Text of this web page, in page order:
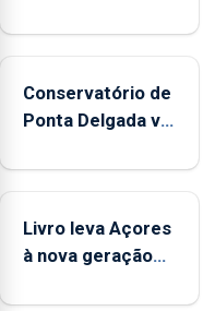
Conservatório de
Ponta Delgada vai
novos
Livro leva Açores
à nova geração